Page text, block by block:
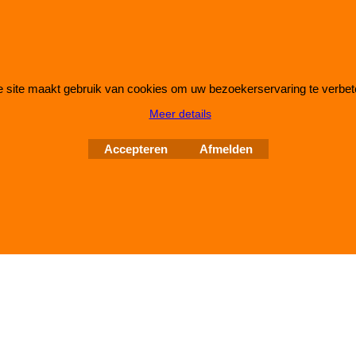
software.
site maakt gebruik van cookies om uw bezoekerservaring te
Meer details
Accepteren Afmelden